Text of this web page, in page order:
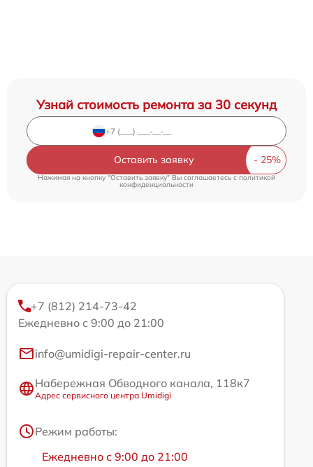
Узнай стоимость ремонта за 30 секунд
Оставить заявку
Нажимая на кнопку "Оставить заявку" Вы соглашаетесь c политикой
конфиденциальности
+7 (812) 214-73-42
Ежедневно с 9:00 до 21:00
info@umidigi-repair-center.ru
Набережная Обводного канала, 118к7
Адрес сервисного центра Umidigi
Режим работы:
Ежедневно с 9:00 до 21:00